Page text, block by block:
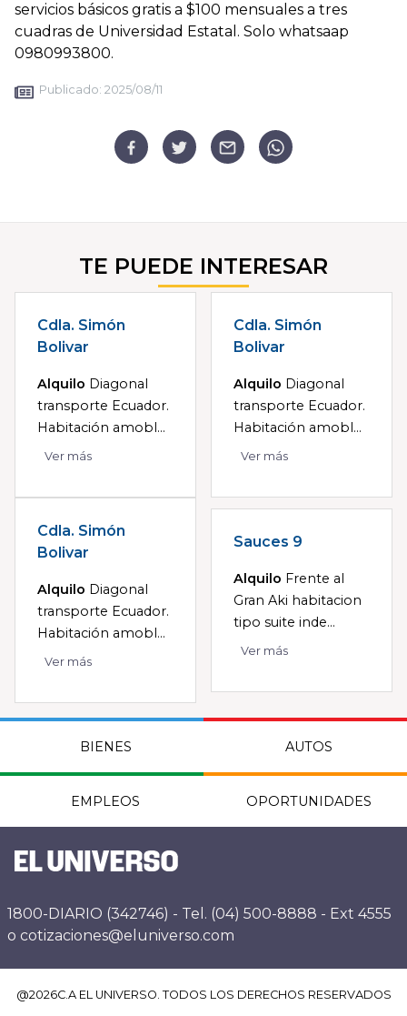
servicios básicos gratis a $100 mensuales a tres
cuadras de Universidad Estatal. Solo whatsaap
0980993800.
Publicado: 2025/08/11
TE PUEDE INTERESAR
Cdla. Simón
Bolivar
Alquilo Diagonal
transporte Ecuador.
Habitación amobl...
Ver más
Cdla. Simón
Bolivar
Alquilo Diagonal
transporte Ecuador.
Habitación amobl...
Ver más
Cdla. Simón
Bolivar
Alquilo Diagonal
transporte Ecuador.
Habitación amobl...
Ver más
Sauces 9
Alquilo Frente al
Gran Aki habitacion
tipo suite inde...
Ver más
BIENES AUTOS
EMPLEOS OPORTUNIDADES
1800-DIARIO (342746) - Tel. (04) 500-8888 - Ext 4555
o cotizaciones@eluniverso.com
@2026C.A EL UNIVERSO. TODOS LOS DERECHOS RESERVADOS